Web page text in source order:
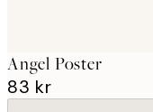
Angel Poster
83 kr